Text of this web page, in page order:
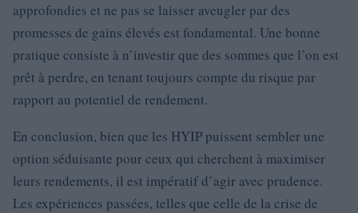
approfondies et ne pas se laisser aveugler par des
promesses de gains élevés est fondamental. Une bonne
pratique consiste à n’investir que des sommes que l’on est
prêt à perdre, en tenant toujours compte du risque par
rapport au potentiel de rendement.
En conclusion, bien que les HYIP puissent sembler une
option séduisante pour ceux qui cherchent à maximiser
leurs rendements, il est impératif d’agir avec prudence.
Les expériences passées, telles que celle de la crise de